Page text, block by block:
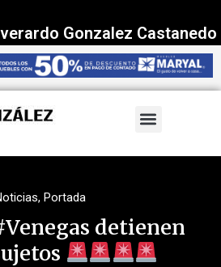
Gonzalez Castanedo
, Portada
detienen